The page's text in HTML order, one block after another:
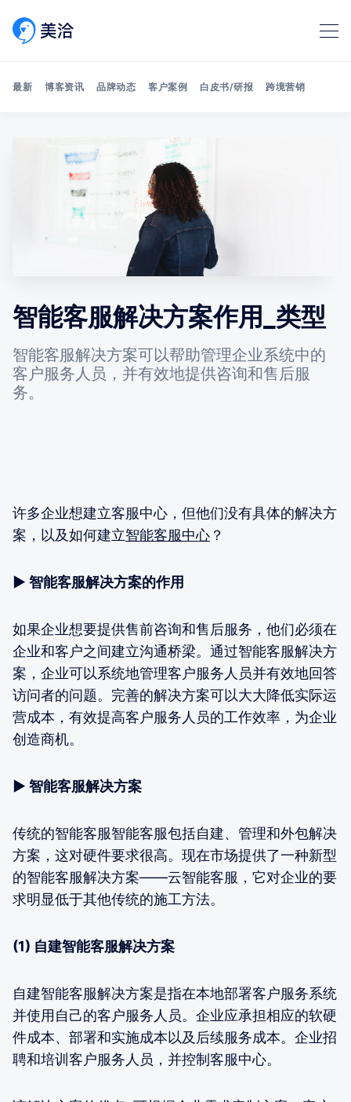
Search 美洽博客
最新 博客资讯 品牌动态 客户案例 白皮书/研报 跨境营销
智能客服解决方案作用_类型
智能客服解决方案可以帮助管理企业系统中的
客户服务人员，并有效地提供咨询和售后服
务。
许多企业想建立客服中心，但他们没有具体的解决方
案，以及如何建立智能客服中心 ？
▶ 智能客服解决方案的作用
如果企业想要提供售前咨询和售后服务，他们必须在
企业和客户之间建立沟通桥梁。通过智能客服解决方
案，企业可以系统地管理客户服务人员并有效地回答
访问者的问题。完善的解决方案可以大大降低实际运
营成本，有效提高客户服务人员的工作效率，为企业
创造商机。
▶ 智能客服解决方案
传统的智能客服智能客服包括自建、管理和外包解决
方案，这对硬件要求很高。现在市场提供了一种新型
的智能客服解决方案——云智能客服，它对企业的要
求明显低于其他传统的施工方法。
(1) 自建智能客服解决方案
自建智能客服解决方案是指在本地部署客户服务系统
并使用自己的客户服务人员。企业应承担相应的软硬
件成本、部署和实施成本以及后续服务成本。企业招
聘和培训客户服务人员，并控制客服中心。